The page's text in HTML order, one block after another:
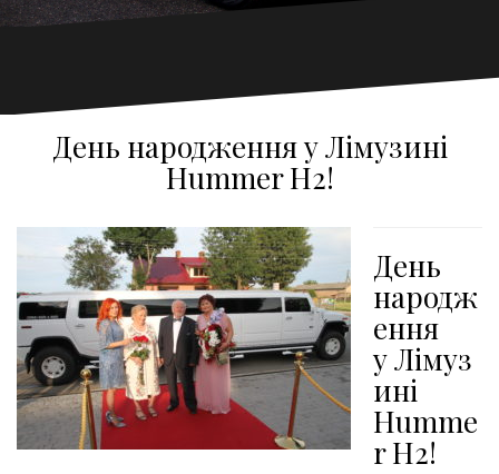
День народження у Лімузині
Hummer H2!
День
народж
ення
уЛімуз
ині
Humme
r H2!